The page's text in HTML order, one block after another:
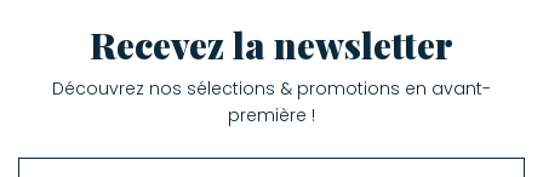
Recevez la newsletter
Découvrez nos sélections & promotions en avant-
première !